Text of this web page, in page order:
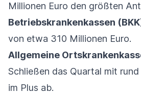
Millionen Euro den größten
Betriebskrankenkassen
von etwa 310 Millionen Euro.
Allgemeine
Schließen das Quartal mit
im Plus ab.